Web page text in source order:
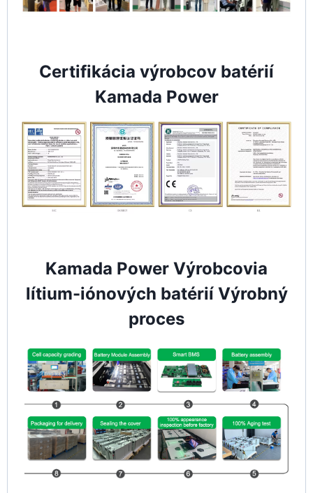
Certifikácia výrobcov batérií
Kamada Power
Kamada Power Výrobcovia
lítium-iónových batérií Výrobný
proces